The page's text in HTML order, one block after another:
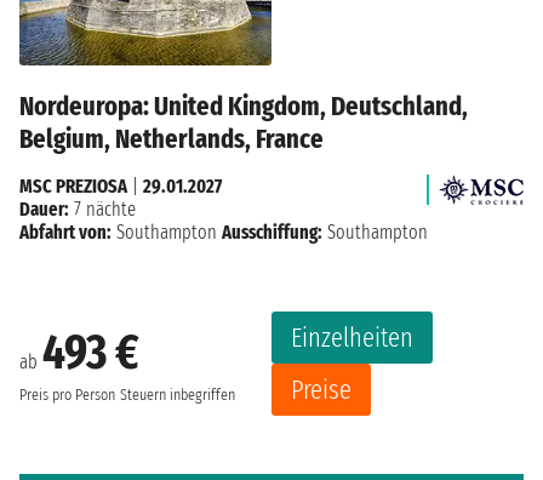
Nordeuropa: United Kingdom, Deutschland,
Belgium, Netherlands, France
ab 493 €
Preis pro Person Steuern inbegriffen
Einzelheiten
Preise
MSC PREZIOSA| 29.01.2027
Dauer: 7 nächte
Abfahrt von: Southampton Ausschiffung: Southampton